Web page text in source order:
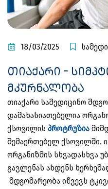
18/03/2025
თიაქარი -
მკურნალობა
თიაქარი სამედიცინო
დამახასიათებელია
ქსოვილის პროტრუზია
შემაერთებელ ქსოვილში.
ორგანიზმის სხვადასხვა
გავლენას ახდენს
მდგომარეობა იწვევს